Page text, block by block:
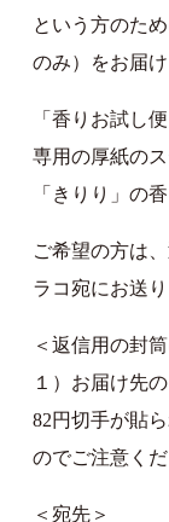
という方のた
のみ）をお届け
「香りお試し便
専用の厚紙の
「きりり」の
ご希望の方は
ラコ宛にお送り
＜返信用の封
１）お届け先
82円切手が貼
のでご注意くだ
＜宛先＞